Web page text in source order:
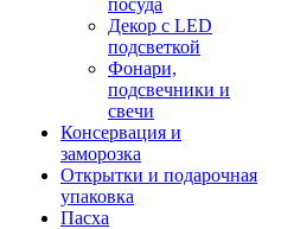
посуда
Декор с LED
подсветкой
Фонари,
подсвечники и
свечи
Консервация и
заморозка
Открытки и подарочная
упаковка
Пасха